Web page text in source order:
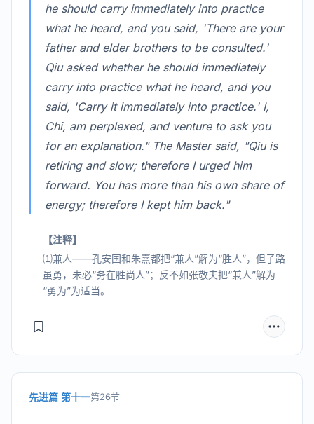
he should carry immediately into practice
what he heard, and you said, 'There are your
father and elder brothers to be consulted.'
Qiu asked whether he should immediately
carry into practice what he heard, and you
said, 'Carry it immediately into practice.' I,
Chi, am perplexed, and venture to ask you
for an explanation." The Master said, "Qiu is
retiring and slow; therefore I urged him
forward. You has more than his own share of
energy; therefore I kept him back."
【注释】
⑴兼人——孔安国和朱熹都把“兼人”解为“胜人”，但子路
虽勇，未必“务在胜尚人”；反不如张敬夫把“兼人”解为
“勇为”为适当。
先进篇 第十一第26节